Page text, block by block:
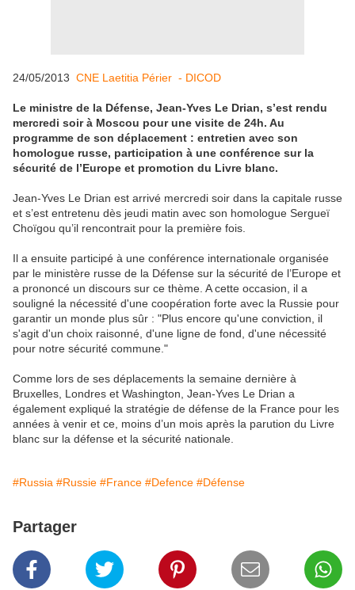
24/05/2013 CNE Laetitia Périer - DICOD
Le ministre de la Défense, Jean-Yves Le Drian, s’est rendu
mercredi soir à Moscou pour une visite de 24h. Au
programme de son déplacement : entretien avec son
homologue russe, participation à une conférence sur la
sécurité de l’Europe et promotion du Livre blanc.
Jean-Yves Le Drian est arrivé mercredi soir dans la capitale russe
et s’est entretenu dès jeudi matin avec son homologue Sergueï
Choïgou qu’il rencontrait pour la première fois.
Il a ensuite participé à une conférence internationale organisée
par le ministère russe de la Défense sur la sécurité de l’Europe et
a prononcé un discours sur ce thème. A cette occasion, il a
souligné la nécessité d'une coopération forte avec la Russie pour
garantir un monde plus sûr : "Plus encore qu'une conviction, il
s'agit d'un choix raisonné, d'une ligne de fond, d'une nécessité
pour notre sécurité commune."
Comme lors de ses déplacements la semaine dernière à
Bruxelles, Londres et Washington, Jean-Yves Le Drian a
également expliqué la stratégie de défense de la France pour les
années à venir et ce, moins d’un mois après la parution du Livre
blanc sur la défense et la sécurité nationale.
#Russia #Russie #France #Defence #Défense
Partager